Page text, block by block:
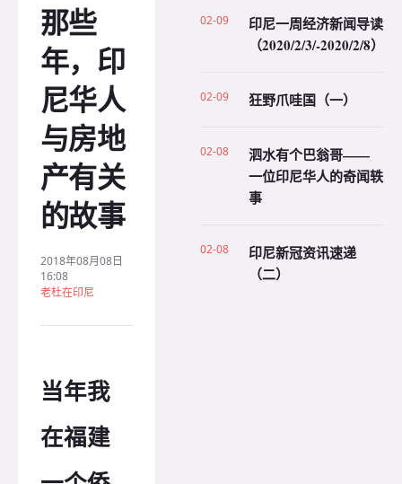
那些
年，印
尼华人
与房地
产有关
的故事
2018年08月08日
16:08
老杜在印尼
当年我
在福建
02-09
印尼一周经济新闻导读
（2020/2/3/-2020/2/8）
02-09 狂野爪哇国（一）
02-08
泗水有个巴翁哥——
一位印尼华人的奇闻轶
事
02-08
印尼新冠资讯速递
（二）